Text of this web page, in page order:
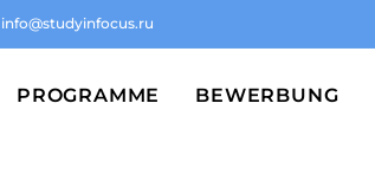
info@studyinfocus.ru
PROGRAMME BEWERBUNG